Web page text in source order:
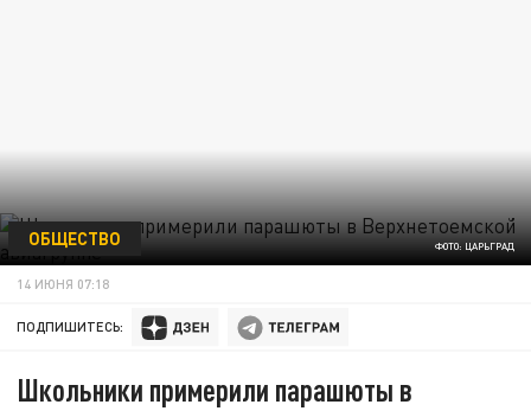
ФОТО: ЦАРЬГРАД
ОБЩЕСТВО
14 ИЮНЯ 07:18
ПОДПИШИТЕСЬ:
Школьники примерили парашюты в